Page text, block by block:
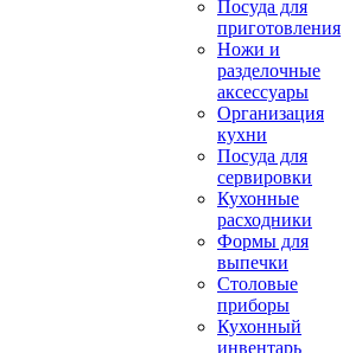
Посуда для
приготовления
Ножи и
разделочные
аксессуары
Организация
кухни
Посуда для
сервировки
Кухонные
расходники
Формы для
выпечки
Столовые
приборы
Кухонный
инвентарь